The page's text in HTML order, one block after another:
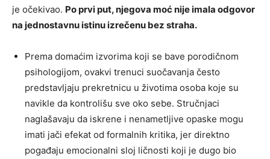
je očekivao. Po prvi put, njegova moć nije imala odgovor
na jednostavnu istinu izrečenu bez straha.
Prema domaćim izvorima koji se bave porodičnom
psihologijom, ovakvi trenuci suočavanja često
predstavljaju prekretnicu u životima osoba koje su
navikle da kontrolišu sve oko sebe. Stručnjaci
naglašavaju da iskrene i nenametljive opaske mogu
imati jači efekat od formalnih kritika, jer direktno
pogađaju emocionalni sloj ličnosti koji je dugo bio